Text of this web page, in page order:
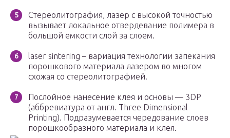
Стереолитография, лазер с высокой точностью
вызывает локальное отвердевание полимера в
большой емкости слой за слоем.
laser sintering – вариация технологии запекания
порошкового материала лазером во многом
схожая со стереолитографией.
Послойное нанесение клея и основы — 3DP
(аббревиатура от англ. Three Dimensional
Printing). Подразумевается чередование слоев
порошкообразного материала и клея.